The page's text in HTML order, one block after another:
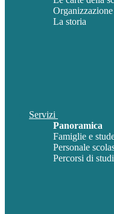
Organizzazione
La storia
Servizi
Panoramica
Famiglie e
Personale
Percorsi di